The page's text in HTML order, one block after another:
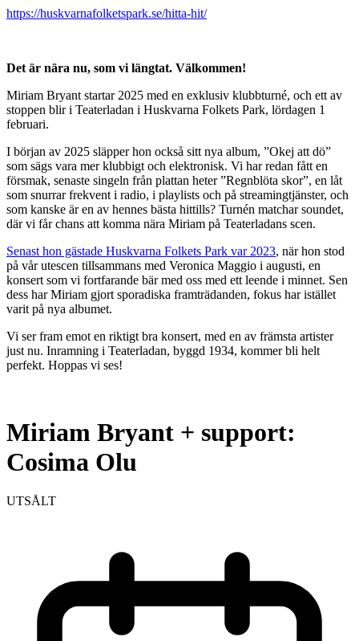
https://huskvarnafolketspark.se/hitta-hit/
Det är nära nu, som vi längtat. Välkommen!
Miriam Bryant startar 2025 med en exklusiv klubbturné, och ett av
stoppen blir i Teaterladan i Huskvarna Folkets Park, lördagen 1
februari.
I början av 2025 släpper hon också sitt nya album, ”Okej att dö”
som sägs vara mer klubbigt och elektronisk. Vi har redan fått en
försmak, senaste singeln från plattan heter ”Regnblöta skor”, en låt
som snurrar frekvent i radio, i playlists och på streamingtjänster, och
som kanske är en av hennes bästa hittills? Turnén matchar soundet,
där vi får chans att komma nära Miriam på Teaterladans scen.
Senast hon gästade Huskvarna Folkets Park var 2023, när hon stod
på vår utescen tillsammans med Veronica Maggio i augusti, en
konsert som vi fortfarande bär med oss med ett leende i minnet. Sen
dess har Miriam gjort sporadiska framträdanden, fokus har istället
varit på nya albumet.
Vi ser fram emot en riktigt bra konsert, med en av främsta artister
just nu. Inramning i Teaterladan, byggd 1934, kommer bli helt
perfekt. Hoppas vi ses!
Miriam Bryant + support:
Cosima Olu
UTSÅLT